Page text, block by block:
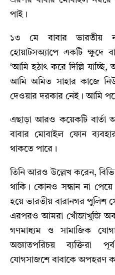
পাই।
১৩ মে বাবার ভারতীয়
হোয়াটসঅ্যাপে একটি ক্ষুদে
‘আমি হঠাৎ করে দিল্লি
আমি অমিত সাহার কাজে
দেওয়ার দরকার নেই। আমি
এছাড়া আরও কয়েকটি বার্তা
বাবার মোবাইল ফোন
থাকতে পারে।
তিনি আরও উল্লেখ করেন,
থাকি। কোনও সন্ধান না পেয়ে
হয়ে ভারতীয় বারানগর পুলিশ
এরপরও আমরা খোঁজাখুজি
গণমাধ্যম ও সামাজিক
অজ্ঞাতপরিচয় ব্যক্তিরা
যোগসাজশে বাবাকে অপহরণ